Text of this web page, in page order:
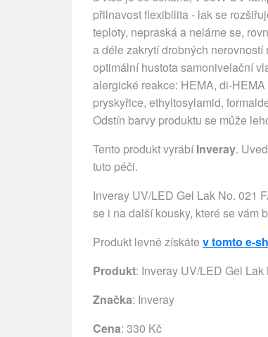
přilnavost flexibilita - lak se
teploty, nepraská a neláme se,
a déle zakrytí drobných
optimální hustota samonivelační
alergické reakce: HEMA, di-
pryskyřice, ethyltosylamid,
Odstín barvy produktu se může
Tento produkt vyrábíInveray.
tuto péči.
Inveray UV/LED Gel Lak No. 021
se i na další kousky, které se vám
Produkt levně získáte v tomto e-
Produkt: Inveray UV/LED Gel
Značka: Inveray
Cena: 330 Kč